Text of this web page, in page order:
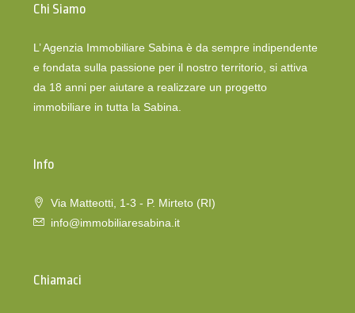
Chi Siamo
L’ Agenzia Immobiliare Sabina è da sempre indipendente
e fondata sulla passione per il nostro territorio, si attiva
da 18 anni per aiutare a realizzare un progetto
immobiliare in tutta la Sabina.
Info
Via Matteotti, 1-3 - P. Mirteto (RI)
info@immobiliaresabina.it
Chiamaci